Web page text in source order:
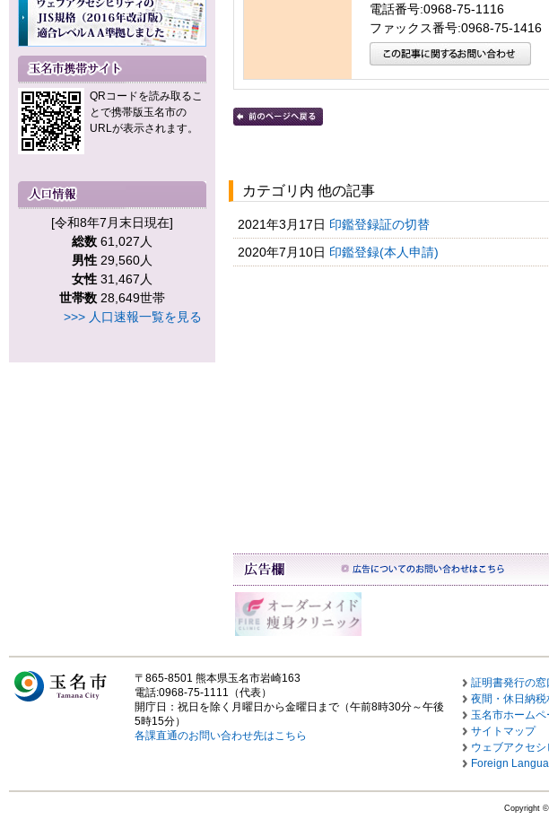
QRコードを読み取るこ
とで携帯版玉名市の
URLが表示されます。
[令和8年7月末日現在]
総数 61,027人
男性 29,560人
女性 31,467人
世帯数 28,649世帯
>>> 人口速報一覧を見る
電話番号:0968-75-1116
ファックス番号:0968-75-1416
カテゴリ内 他の記事
2021年3月17日 印鑑登録証の切替
2020年7月10日 印鑑登録(本人申請)
〒865-8501 熊本県玉名市岩崎163
電話:0968-75-1111（代表）
開庁日：祝日を除く月曜日から金曜日まで（午前8時30分～午後
5時15分）
各課直通のお問い合わせ先はこちら
証明書発行の窓
夜間・休日納税
玉名市ホーム
サイトマップ
ウェブアクセシ
Foreign
Copyright ©